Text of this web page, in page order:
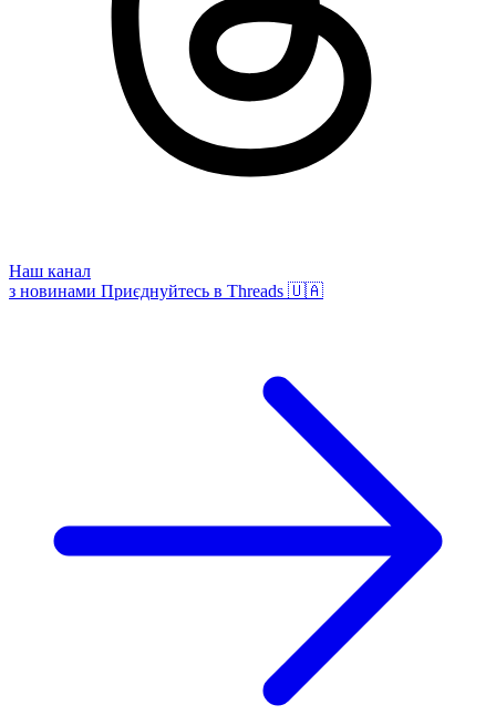
Наш канал
з новинами Приєднуйтесь в Threads 🇺🇦